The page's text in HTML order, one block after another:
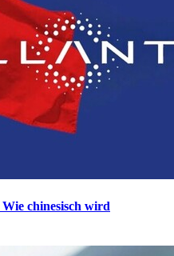
Wie chinesisch wird